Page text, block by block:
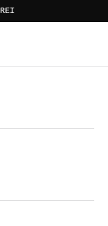
Badminton Checks